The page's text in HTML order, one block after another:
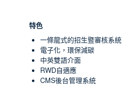
特色
一條龍式的招生暨審核系統
電子化，環保減碳
中英雙語介面
RWD自適應
CMS後台管理系統